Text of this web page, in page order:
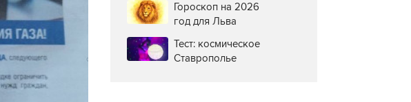
Гороскоп на 2026
год для Льва
Тест: космическое
Ставрополье